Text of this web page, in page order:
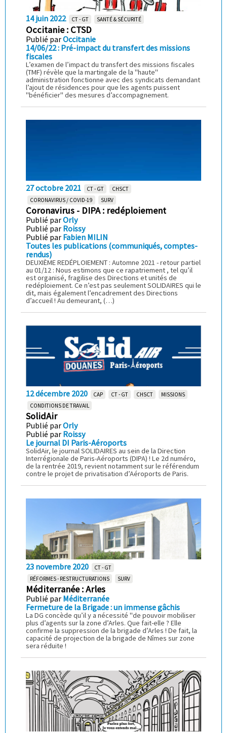
14 juin 2022 CT - GT SANTÉ & SÉCURITÉ
Occitanie : CTSD
Publié parOccitanie
14/06/22 : Pré-impact du transfert des missions
fiscales
L’examen de l’impact du transfert des missions fiscales
(TMF) révèle que la martingale de la "haute"
administration fonctionne avec des syndicats demandant
l’ajout de résidences pour que les agents puissent
"bénéficier" des mesures d’accompagnement.
27 octobre 2021 CT - GT
CHSCT
CORONAVIRUS / COVID-19
SURV
Coronavirus - DIPA : redéploiement
Publié parOrly
Publié par Roissy
Publié par Fabien MILIN
Toutes les publications (communiqués, comptes-
rendus)
DEUXIÈME REDÉPLOIEMENT : Automne 2021 - retour partiel
au 01/12 : Nous estimons que ce rapatriement , tel qu’il
est organisé, fragilise des Directions et unités de
redéploiement. Ce n’est pas seulement SOLIDAIRES qui le
dit, mais également l’encadrement des Directions
d’accueil ! Au demeurant, (…)
12 décembre 2020 CAP CT - GT CHSCT
MISSIONS
CONDITIONS DE TRAVAIL
SolidAir
Publié parOrly
Publié par Roissy
Le journal DI Paris-Aéroports
SolidAir, le journal SOLIDAIRES au sein de la Direction
Interrégionale de Paris-Aéroports (DIPA) ! Le 2d numéro,
de la rentrée 2019, revient notamment sur le référendum
contre le projet de privatisation d’Aéroports de Paris.
23 novembre 2020
CT - GT
RÉFORMES - RESTRUCTURATIONS
SURV
Méditerranée : Arles
Publié par Méditerranée
Fermeture de la Brigade : un immense gâchis
La DG concède qu’il y a nécessité "de pouvoir mobiliser
plus d’agents sur la zone d’Arles. Que fait-elle ? Elle
confirme la suppression de la brigade d’Arles ! De fait, la
capacité de projection de la brigade de Nîmes sur zone
sera réduite !